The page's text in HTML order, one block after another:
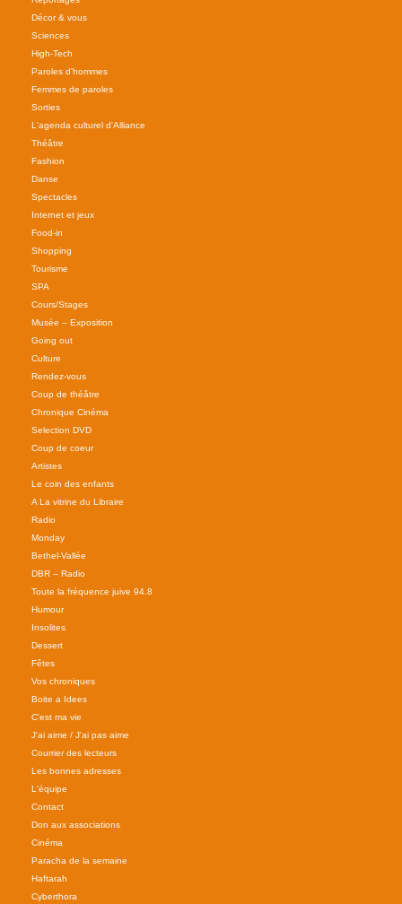
Décor & vous
Sciences
High-Tech
Paroles d'hommes
Femmes de paroles
Sorties
L'agenda culturel d'Alliance
Théâtre
Fashion
Danse
Spectacles
Internet et jeux
Food-in
Shopping
Tourisme
SPA
Cours/Stages
Musée – Exposition
Going out
Culture
Rendez-vous
Coup de théâtre
Chronique Cinéma
Selection DVD
Coup de coeur
Artistes
Le coin des enfants
A La vitrine du Libraire
Radio
Monday
Bethel-Vallée
DBR – Radio
Toute la fréquence juive 94.8
Humour
Insolites
Dessert
Fêtes
Vos chroniques
Boite a Idees
C'est ma vie
J'ai aime / J'ai pas aime
Courrier des lecteurs
Les bonnes adresses
L'équipe
Contact
Don aux associations
Cinéma
Paracha de la semaine
Haftarah
Cyberthora